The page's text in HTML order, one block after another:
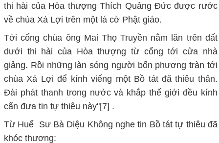
thi hài của Hòa thượng Thích Quảng Đức được rước
về chùa Xá Lợi trên một lá cờ Phật giáo.
Tới cổng chùa ông Mai Thọ Truyền nằm lăn trên đất
dưới thi hài của Hòa thượng từ cổng tới cửa nhà
giảng. Rồi những làn sóng người bốn phương tràn tới
chùa Xá Lợi để kính viếng một Bồ tát đã thiêu thân.
Đài phát thanh trong nước và khắp thế giới đều kính
cẩn đưa tin tự thiêu này"[7] .
Từ Huế Sư Bà Diệu Không nghe tin Bồ tát tự thiêu đã
khóc thương: